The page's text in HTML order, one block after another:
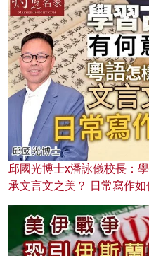
邱國光博士x潘詠儀校長：
承文言文之美？ 日常寫作如